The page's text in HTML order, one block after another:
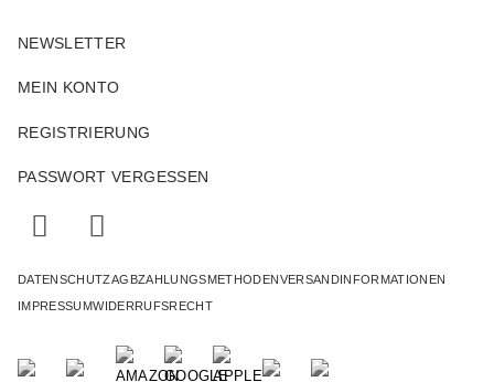
PASSWORT VERGESSEN
REGISTRIERUNG
MEIN KONTO
NEWSLETTER
DATENSCHUTZAGBZAHLUNGSMETHODEN VERSANDINFORMATIONEN
IMPRESSUMWIDERRUFSRECHT